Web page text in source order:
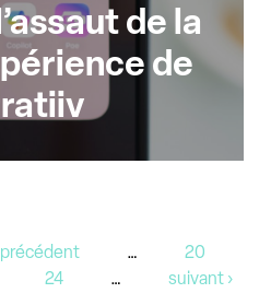
de la
de
précédent …
20
24 …
suivant ›